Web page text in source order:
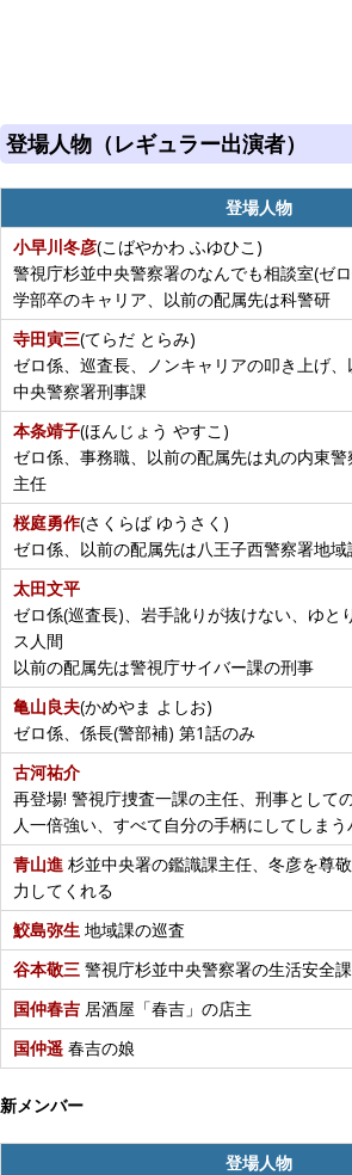
登場人物（レギュラー出演者）
登場人物
小早川冬彦(こばやかわ ふゆひこ)
警視庁杉並中央警察署のなんでも相談室(ゼ
学部卒のキャリア、以前の配属先は科警研
寺田寅三(てらだ とらみ)
ゼロ係、巡査長、ノンキャリアの叩き上げ
中央警察署刑事課
本条靖子(ほんじょう やすこ)
ゼロ係、事務職、以前の配属先は丸の内東
主任
桜庭勇作(さくらば ゆうさく)
ゼロ係、以前の配属先は八王子西警察署地
太田文平
ゼロ係(巡査長)、岩手訛りが抜けない、ゆと
ス人間
以前の配属先は警視庁サイバー課の刑事
亀山良夫(かめやま よしお)
ゼロ係、係長(警部補) 第1話のみ
古河祐介
再登場! 警視庁捜査一課の主任、刑事として
人一倍強い、すべて自分の手柄にしてしま
青山進 杉並中央署の鑑識課主任、冬彦を尊
力してくれる
鮫島弥生 地域課の巡査
谷本敬三 警視庁杉並中央警察署の生活安全
国仲春吉 居酒屋「春吉」の店主
国仲遥 春吉の娘
新メンバー
登場人物